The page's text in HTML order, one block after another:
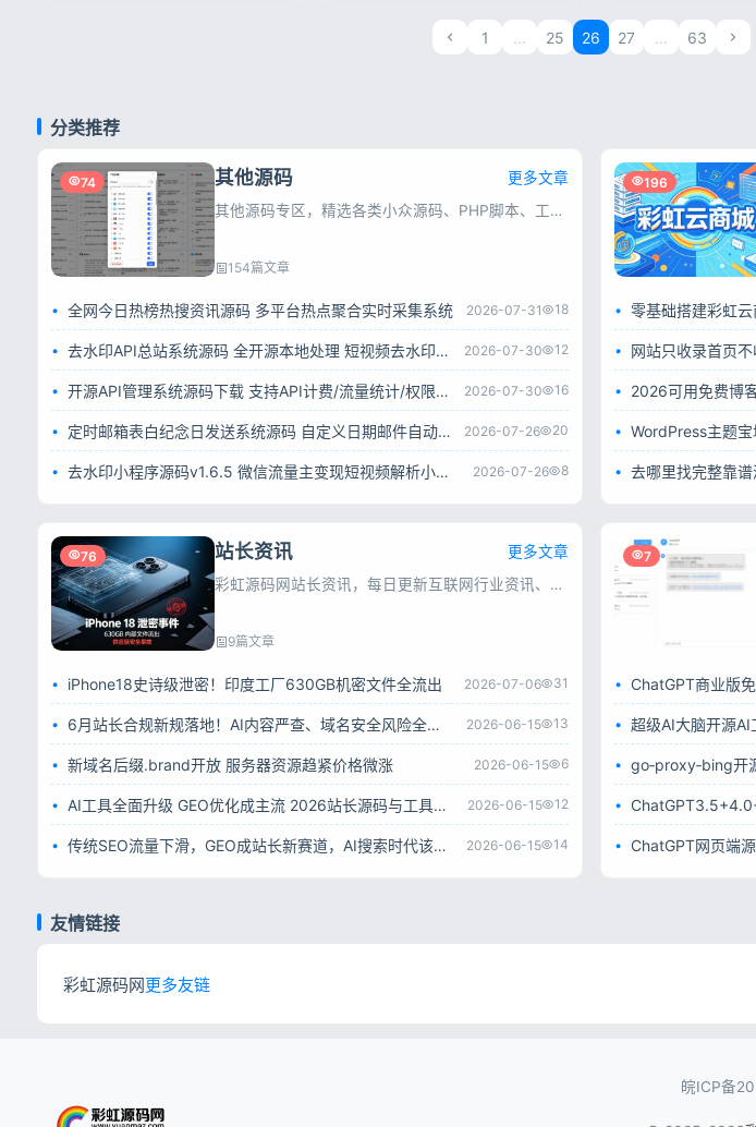
1 ... 25 26 27 ... 63
分类推荐
74 其他源码
更多文章
其他源码专区，精选各类小众源码、PHP脚本、工具程序，一键安装，满足站长快速建站与功能扩展需求。
154篇文章
全网今日热榜热搜资讯源码 多平台热点聚合实时采集系统 2026-07-31 18
去水印API总站系统源码 全开源本地处理 短视频去水印接口平台 2026-07-30 12
开源API管理系统源码下载 支持API计费/流量统计/权限管理 一键部署 2026-07-30 16
定时邮箱表白纪念日发送系统源码 自定义日期邮件自动推送网页源码 2026-07-26 20
去水印小程序源码v1.6.5 微信流量主变现短视频解析小程序完整源码 2026-07-26 8
196
网站只收录首页
2026可用免费博
去哪里找完整靠
76 站长资讯
更多文章
彩虹源码网站长资讯，每日更新互联网行业资讯、搜索引擎动态、建站运维及推广技巧，为站长与互联网从业者提供实用参考。
9篇文章
iPhone18史诗级泄密！印度工厂630GB机密文件全流出 2026-07-06 31
6月站长合规新规落地！AI内容严查、域名安全风险全面升级 2026-06-15 13
新域名后缀.brand开放 服务器资源趋紧价格微涨 2026-06-15 6
AI工具全面升级 GEO优化成主流 2026站长源码与工具赛道解析 2026-06-15 12
传统SEO流量下滑，GEO成站长新赛道，AI搜索时代该如何转型 2026-06-15 14
7
友情链接
彩虹源码网更多友链
皖ICP备